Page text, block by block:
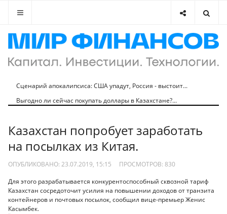
Сценарий апокалипсиса: США упадут, Россия - выстоит...
Выгодно ли сейчас покупать доллары в Казахстане?...
Казахстан попробует заработать
на посылках из Китая.
ОПУБЛИКОВАНО: 23.07.2019, 15:15 ПРОСМОТРОВ: 830
Для этого разрабатывается конкурентоспособный сквозной тариф
Казахстан сосредоточит усилия на повышении доходов от транзита
контейнеров и почтовых посылок, сообщил вице-премьер Женис
Касымбек.